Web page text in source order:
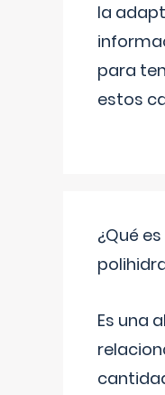
la
para
estos
¿Qué es
Es una